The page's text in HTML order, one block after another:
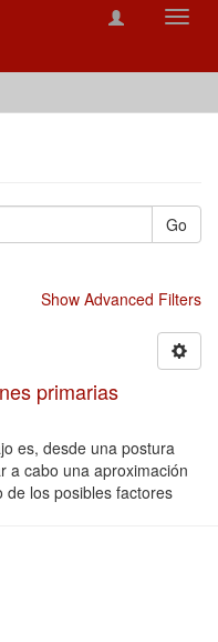
Go
Show Advanced Filters
primarias
es, desde una postura
a cabo una aproximación
los posibles factores